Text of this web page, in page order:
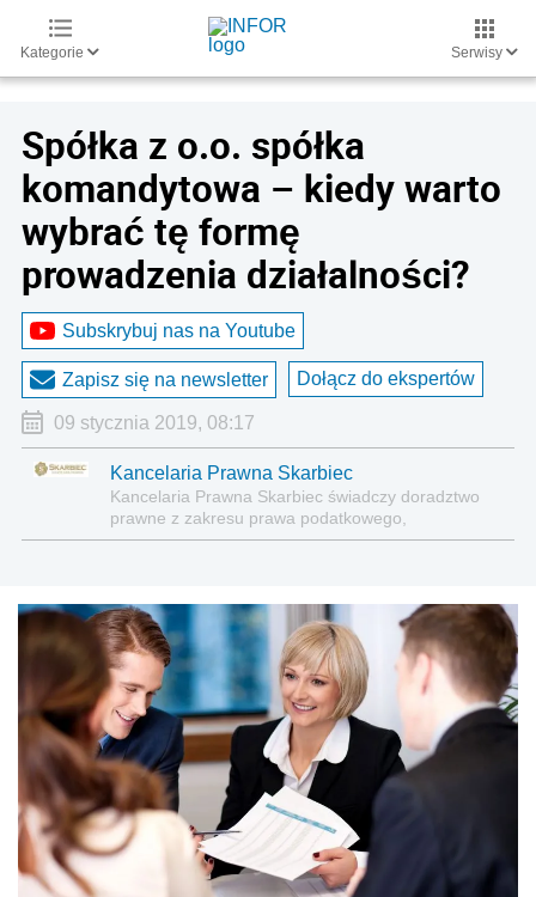
Kategorie Serwisy
Spółka z o.o. spółka
komandytowa – kiedy warto
wybrać tę formę
prowadzenia działalności?
Subskrybuj nas na Youtube
Zapisz się na newsletter Dołącz do ekspertów
09 stycznia 2019, 08:17
Kancelaria Prawna Skarbiec
Kancelaria Prawna Skarbiec świadczy doradztwo
prawne z zakresu prawa podatkowego,
gospodarczego, cywilnego i karnego.